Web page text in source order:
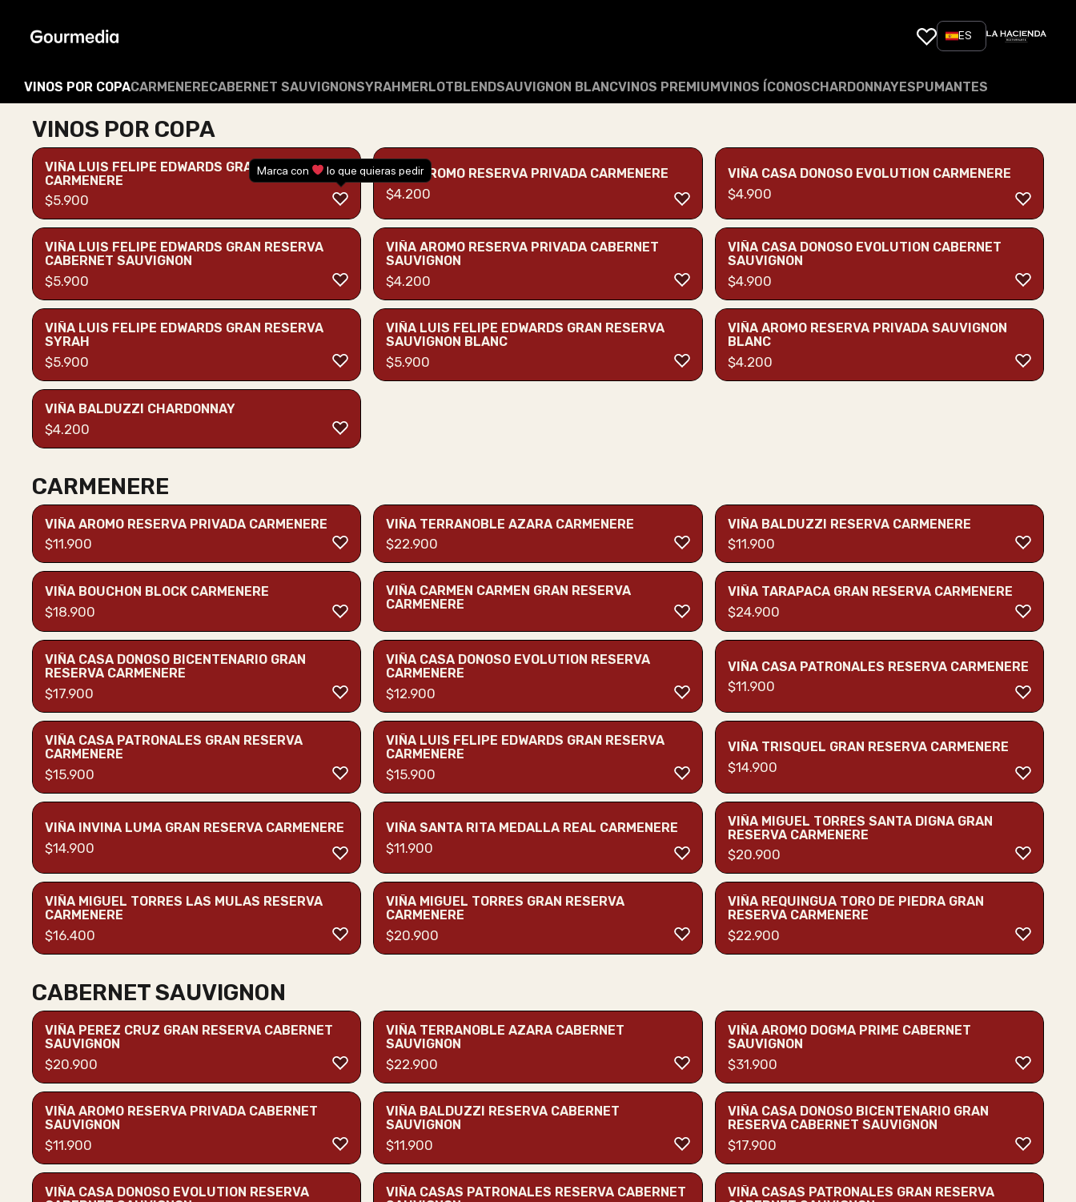
content
ES
VINOS POR COPACARMENERECABERNET SAUVIGNONSYRAH MERLOT BLENDSAUVIGNON BLANCVINOS PREMIUMVINOS ÍCONOSCHARDONNAY ESPUMANTES
VINOS POR COPA
VIÑA LUIS FELIPE EDWARDS GRAN RESERVA
CARMENERE
$5.900
VIÑA AROMO RESERVA PRIVADA CARMENERE
$4.200
VIÑA CASA DONOSO EVOLUTION CARMENERE
$4.900
VIÑA LUIS FELIPE EDWARDS GRAN RESERVA
CABERNET SAUVIGNON
$5.900
VIÑA AROMO RESERVA PRIVADA CABERNET
SAUVIGNON
$4.200
VIÑA CASA DONOSO EVOLUTION CABERNET
SAUVIGNON
$4.900
VIÑA LUIS FELIPE EDWARDS GRAN RESERVA
SYRAH
$5.900
VIÑA LUIS FELIPE EDWARDS GRAN RESERVA
SAUVIGNON BLANC
$5.900
VIÑA AROMO RESERVA PRIVADA SAUVIGNON
BLANC
$4.200
VIÑA BALDUZZI CHARDONNAY
$4.200
CARMENERE
VIÑA AROMO RESERVA PRIVADA CARMENERE
$11.900
VIÑA TERRANOBLE AZARA CARMENERE
$22.900
VIÑA BALDUZZI RESERVA CARMENERE
$11.900
VIÑA BOUCHON BLOCK CARMENERE
$18.900
VIÑA CARMEN CARMEN GRAN RESERVA
CARMENERE
VIÑA TARAPACA GRAN RESERVA CARMENERE
$24.900
VIÑA CASA DONOSO BICENTENARIO GRAN
RESERVA CARMENERE
$17.900
VIÑA CASA DONOSO EVOLUTION RESERVA
CARMENERE
$12.900
VIÑA CASA PATRONALES RESERVA CARMENERE
$11.900
VIÑA CASA PATRONALES GRAN RESERVA
CARMENERE
$15.900
VIÑA LUIS FELIPE EDWARDS GRAN RESERVA
CARMENERE
$15.900
VIÑA TRISQUEL GRAN RESERVA CARMENERE
$14.900
VIÑA INVINA LUMA GRAN RESERVA CARMENERE
$14.900
VIÑA SANTA RITA MEDALLA REAL CARMENERE
$11.900
VIÑA MIGUEL TORRES SANTA DIGNA GRAN
RESERVA CARMENERE
$20.900
VIÑA MIGUEL TORRES LAS MULAS RESERVA
CARMENERE
$16.400
VIÑA MIGUEL TORRES GRAN RESERVA
CARMENERE
$20.900
VIÑA REQUINGUA TORO DE PIEDRA GRAN
RESERVA CARMENERE
$22.900
CABERNET SAUVIGNON
VIÑA PEREZ CRUZ GRAN RESERVA CABERNET
SAUVIGNON
$20.900
VIÑA TERRANOBLE AZARA CABERNET
SAUVIGNON
$22.900
VIÑA AROMO DOGMA PRIME CABERNET
SAUVIGNON
$31.900
VIÑA AROMO RESERVA PRIVADA CABERNET
SAUVIGNON
$11.900
VIÑA BALDUZZI RESERVA CABERNET
SAUVIGNON
$11.900
VIÑA CASA DONOSO BICENTENARIO GRAN
RESERVA CABERNET SAUVIGNON
$17.900
VIÑA CASA DONOSO EVOLUTION RESERVA
VIÑA CASAS PATRONALES RESERVA CABERNET
VIÑA CASAS PATRONALES GRAN RESERVA
Marca con lo que quieras pedir